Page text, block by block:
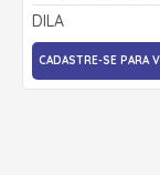
DILA
CADASTRE-SE PARA